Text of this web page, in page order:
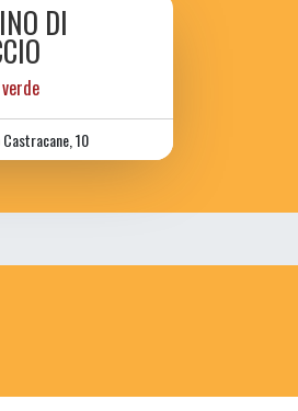
DI
10